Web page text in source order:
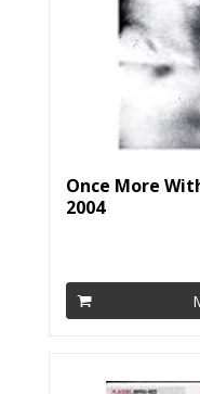
Once More
2004